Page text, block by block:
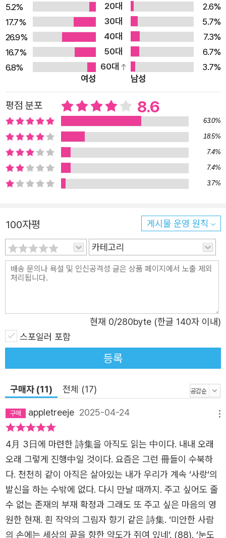
늘을 경험하게 해준다.”(해설) 이러한 자세 때문인지 이번
시집은 삶의 주변부와 외진 장소에 화자를 두는 일이 잦아졌
다. 그곳에서 발견한 소박하지만 숭고한 사람들의 언어와 삶
이 풍부하게 담겼다. 일상적이지만 품격 있는 이들의 말과
행동이, 박준이라는 필터를 거치며 진정성 있는 서정으로 거
듭난다. “삶은 너머에 있지 않았고 노래가 되지 못한 것만이
내 몸에 남아 있습니다”(「공터」)라는 깨달음도 이 덕분에 반
짝 빛난다. 박준의 시는 다소 과묵하다. 말을 많이 부려내어
정서를 장황하게 풀어내기보다는, 오히려 말을 삼키고 그 여
백 속에 감정을 스며들게 하는 방식으로 독자에게 다가간다.
“소리 없이/입 모양으로만/따라 부르”(「초승과 초생」)듯이
최소한의 언어로 최대한의 울림을 전한다. 이는 시인이 일정
한 경지에 이르렀음을 보여주는 대목이다. “미음을 끓입니다
없다 합니다”로 마무리되는 것처럼(「마음을 미음처럼」), 말
하지 않은 것들이 말해진 것보다 더 크게 다가와 읽는 이로
하여금 상실의 무게와 그 안의 애잔한 온기를 동시에 느끼게
한다. 송종원은 이를 “혼잣말로 화하게 하는” 시인의 힘이라
평하며, 박준이 “철저한 없음”을 견디는 동시에 그 빈자리에
간결함은 단순한 절제가 아니라, 시인이 삶의 결락을 직시하
고도 여전히 따뜻한 시선을 잃지 않은 성숙한 태도를 지녔다
는 증거다. 그래서 독자들은 “정말 아무것도 없으니까”(「손
금」)라며 시의 화자가 텅 빈 손을 들여다보면서도, 다시 “네
가 두고 간 말을 아직 가지고 있어”(「다시 공터」) 하고 중얼
거리는 순간 저마다의 빈자리를 돌아보게 된다. 이번 시집은
상실을 감싸고 넘어서는 생명력 덕분에 더욱 특별하다. “마
중도 배웅도 없이 들이닥치는 것들”(「손금」) 앞에서도 “겨울
을 지나는 수련처럼”(「수련」) 뿌리 깊은 생명력을 잃지 않는
다. 이는 얕은 희망이나 허황된 회복의 기대와는 다르다. 상
실로 텅 빈 자리에서도 “빛과 그늘과 바람과 비를 맞이하는
화분”(「오월에는 잎이 오를 거라 했습니다 (…)」처럼 고요히
존재하는 힘이다. 바로 이 힘이 상실의 경험을 깊숙이 응시
하고, 그것을 삶의 일부로 온전히 받아들이는 법을 알려준
다. “『마중도 배웅도 없이』는 조용히 다가와 오래 머무는 언
어들로 채워져 있다.”(추천사) 시집 군데군데에서 느껴지는
5.2%
20대
2.6%
17.7%
30대
5.7%
26.9%
40대
7.3%
16.7%
50대
6.7%
6.8%
60대 3.7%
여성 남성
평점 분포 8.6
63.0%
18.5%
7.4%
7.4%
3.7%
100자평 게시물 운영 원칙
카테고리
현재 0/280byte (한글 140자 이내)
스포일러 포함
등록
구매자 (11) 전체 (17)
appletreeje 2025-04-24
4月 3日에 마련한 詩集을 아직도 읽는 中이다. 내내 오래
오래 그렇게 진행中일 것이다. 요즘은 그런 冊들이 수북하
다. 천천히 같이 아직은 살아있는 내가 우리가 계속 ‘사랑‘의
발신을 하는 수밖에 없다. 다시 만날 때까지. 주고 싶어도 줄
수 없는 존재의 부재 확정과 그래도 또 주고 싶은 마음의 영
원한 현재. 흰 작약의 그림자 향기 같은 詩集. ‘미안한 사람
의 손에는 세상의 끝을 향한 약도가 쥐여 있네‘. (88). ‘눈도